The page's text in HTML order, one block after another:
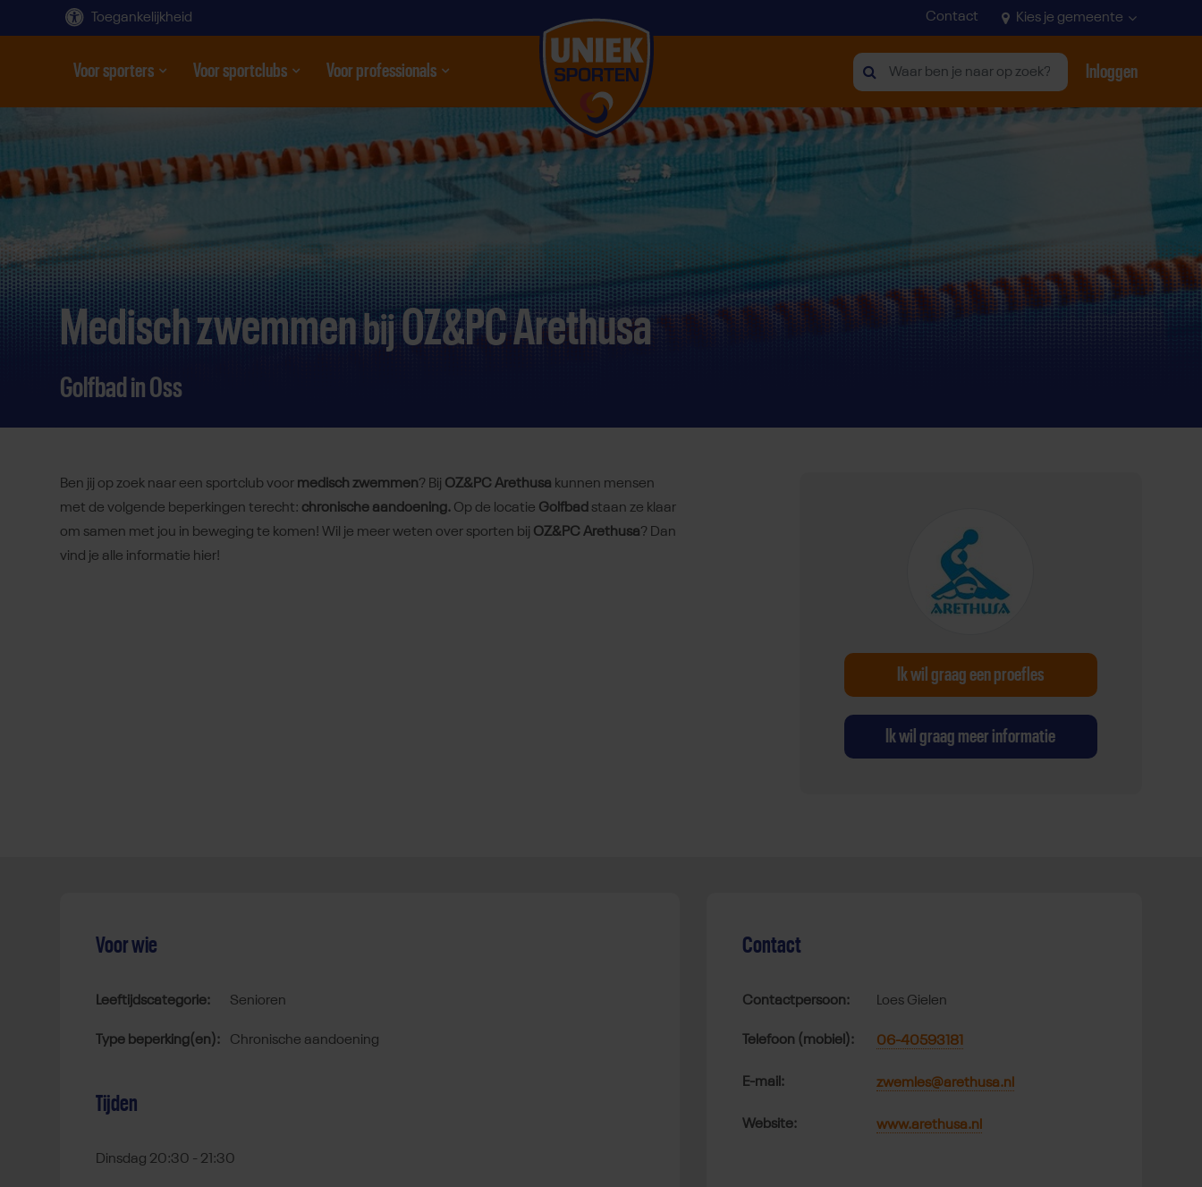
door
content
Toegankelijkheid Contact Kies je gemeente
Open submenu
Voor sporters
Open submenu
Voor sportclubs
Open submenu
Voor professionals
Zoeken Inloggen
Medisch zwemmenbijOZ&PC Arethusa
Golfbad in Oss
Ben jij op zoek naar een sportclub voor medisch zwemmen? Bij OZ&PC Arethusa kunnen mensen
met de volgende beperkingen terecht: chronische aandoening. Op de locatie Golfbad staan ze klaar
om samen met jou in beweging te komen! Wil je meer weten over sporten bij OZ&PC Arethusa? Dan
vind je alle informatie hier!
Ik wil graag een proefles
Ik wil graag meer informatie
Voor wie
Leeftijdscategorie: senioren
Type beperking(en): chronische aandoening
Tijden
Dinsdag 20:30 - 21:30
Contact
Contactpersoon: Loes Gielen
Telefoon (mobiel): 06-40593181
E-mail: zwemles@arethusa.nl
Website: www.arethusa.nl